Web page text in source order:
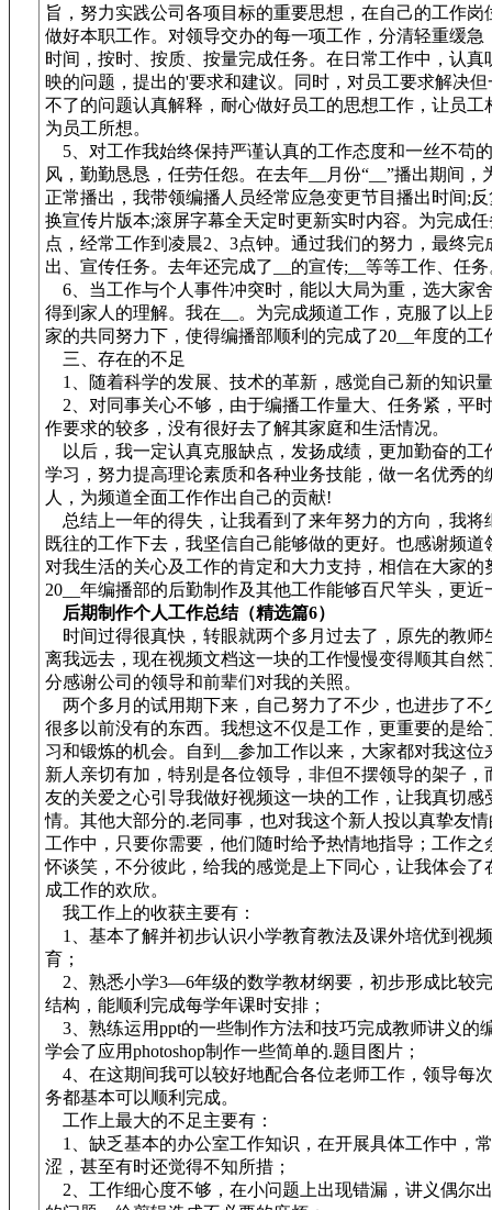
旨，努力实践公司各项目标的重要思想，在自己的工作岗
做好本职工作。对领导交办的每一项工作，分清轻重缓急
时间，按时、按质、按量完成任务。在日常工作中，认真
映的问题，提出的'要求和建议。同时，对员工要求解决
不了的问题认真解释，耐心做好员工的思想工作，让员工
为员工所想。
5、对工作我始终保持严谨认真的工作态度和一丝不苟
风，勤勤恳恳，任劳任怨。在去年__月份“__”播出期间，
正常播出，我带领编播人员经常应急变更节目播出时间;
换宣传片版本;滚屏字幕全天定时更新实时内容。为完成
点，经常工作到凌晨2、3点钟。通过我们的努力，最终完
出、宣传任务。去年还完成了__的宣传;__等等工作、任务
6、当工作与个人事件冲突时，能以大局为重，选大家
得到家人的理解。我在__。为完成频道工作，克服了以上
家的共同努力下，使得编播部顺利的完成了20__年度的工
三、存在的不足
1、随着科学的发展、技术的革新，感觉自己新的知识
2、对同事关心不够，由于编播工作量大、任务紧，平
作要求的较多，没有很好去了解其家庭和生活情况。
以后，我一定认真克服缺点，发扬成绩，更加勤奋的工
学习，努力提高理论素质和各种业务技能，做一名优秀的
人，为频道全面工作作出自己的贡献!
总结上一年的得失，让我看到了来年努力的方向，我将
既往的工作下去，我坚信自己能够做的更好。也感谢频道
对我生活的关心及工作的肯定和大力支持，相信在大家的
20__年编播部的后勤制作及其他工作能够百尺竿头，更近
后期制作个人工作总结（精选篇6）
时间过得很真快，转眼就两个多月过去了，原先的教师
离我远去，现在视频文档这一块的工作慢慢变得顺其自然
分感谢公司的领导和前辈们对我的关照。
两个多月的试用期下来，自己努力了不少，也进步了不
很多以前没有的东西。我想这不仅是工作，更重要的是给
习和锻炼的机会。自到__参加工作以来，大家都对我这位
新人亲切有加，特别是各位领导，非但不摆领导的架子，
友的关爱之心引导我做好视频这一块的工作，让我真切感
情。其他大部分的.老同事，也对我这个新人投以真挚友
工作中，只要你需要，他们随时给予热情地指导；工作之
怀谈笑，不分彼此，给我的感觉是上下同心，让我体会了
成工作的欢欣。
我工作上的收获主要有：
1、基本了解并初步认识小学教育教法及课外培优到视
育；
2、熟悉小学3—6年级的数学教材纲要，初步形成比较
结构，能顺利完成每学年课时安排；
3、熟练运用ppt的一些制作方法和技巧完成教师讲义的
学会了应用photoshop制作一些简单的.题目图片；
4、在这期间我可以较好地配合各位老师工作，领导每
务都基本可以顺利完成。
工作上最大的不足主要有：
1、缺乏基本的办公室工作知识，在开展具体工作中，
涩，甚至有时还觉得不知所措；
2、工作细心度不够，在小问题上出现错漏，讲义偶尔